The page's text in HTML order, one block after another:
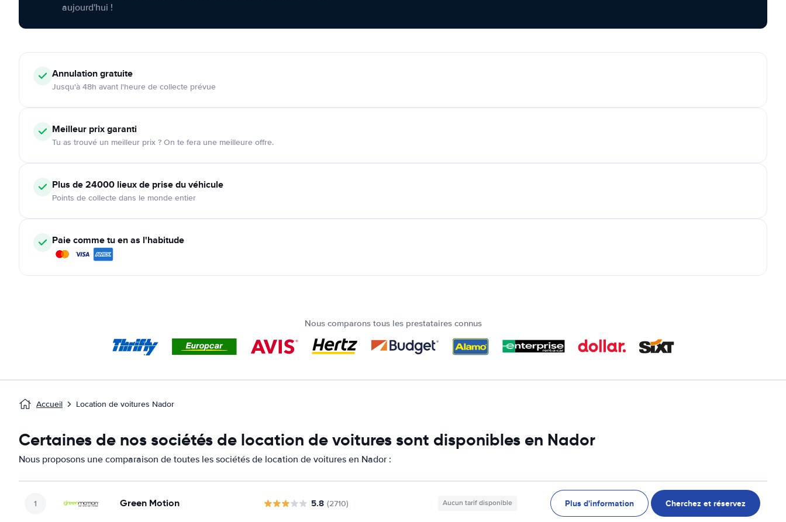
aujourd'hui !
Annulationgratuite
Jusqu'à 48h avant l'heure de collecte prévue
Meilleur prix garanti
Tu as trouvé un meilleur prix ? On te fera une meilleure offre.
Plus de 24000 lieux de prise du véhicule
Points de collecte dans le monde entier
Paie comme tu en as l'habitude
Nous comparons tous les prestataires connus
Accueil Location de voitures Nador
Certaines de nos sociétés de location de voitures sont disponibles en Nador
Nous proposons une comparaison de toutes les sociétés de location de voitures en Nador :
Green Motion 5.8 (2710) Aucun tarif disponible Plus d'information Cherchez et réservez